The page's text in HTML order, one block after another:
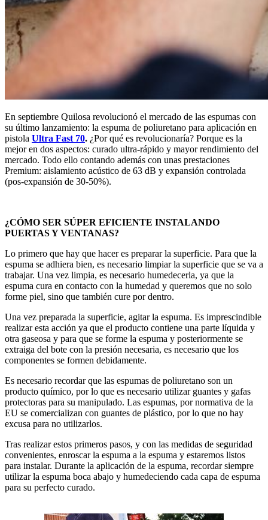
En septiembre Quilosa revolucionó el mercado de las espumas con
su último lanzamiento: la espuma de poliuretano para aplicación en
pistola Ultra Fast 70. ¿Por qué es revolucionaría? Porque es la
mejor en dos aspectos: curado ultra-rápido y mayor rendimiento del
mercado. Todo ello contando además con unas prestaciones
Premium: aislamiento acústico de 63 dB y expansión controlada
(pos-expansión de 30-50%).
¿CÓMO SER SÚPER EFICIENTE INSTALANDO
PUERTAS Y VENTANAS?
Lo primero que hay que hacer es preparar la superficie. Para que la
espuma se adhiera bien, es necesario limpiar la superficie que se va a
trabajar. Una vez limpia, es necesario humedecerla, ya que la
espuma cura en contacto con la humedad y queremos que no solo
forme piel, sino que también cure por dentro.
Una vez preparada la superficie, agitar la espuma. Es imprescindible
realizar esta acción ya que el producto contiene una parte líquida y
otra gaseosa y para que se forme la espuma y posteriormente se
extraiga del bote con la presión necesaria, es necesario que los
componentes se formen debidamente.
Es necesario recordar que las espumas de poliuretano son un
producto químico, por lo que es necesario utilizar guantes y gafas
protectoras para su manipulado. Las espumas, por normativa de la
EU se comercializan con guantes de plástico, por lo que no hay
excusa para no utilizarlos.
Tras realizar estos primeros pasos, y con las medidas de seguridad
convenientes, enroscar la espuma a la espuma y estaremos listos
para instalar. Durante la aplicación de la espuma, recordar siempre
utilizar la espuma boca abajo y humedeciendo cada capa de espuma
para su perfecto curado.